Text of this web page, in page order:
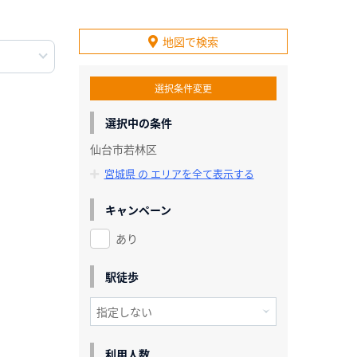
地図で検索
選択条件変更
選択中の条件
仙台市若林区
宮城県 の エリアを全て表示する
キャンペーン
あり
駅徒歩
利用人数